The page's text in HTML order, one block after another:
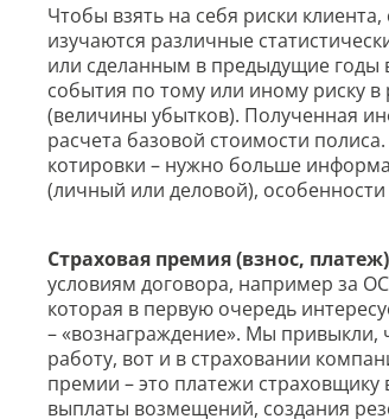
Чтобы взять на себя риски
изучаются различные
или сделанным в предыдущие годы
события по тому или иному риску в
(величины убытков). Полученная
расчета базовой стоимости
котировки – нужно больше
(личный или деловой),
Страховая премия (взнос, платеж)
условиям договора, например за
которая в первую очередь
– «вознаграждение». Мы привыкли,
работу, вот и в страховании
премии – это платежи
выплаты возмещений, создания